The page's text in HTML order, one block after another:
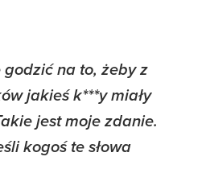
na to, żeby z
jakieś k***y miały
jest moje zdanie.
kogoś te słowa